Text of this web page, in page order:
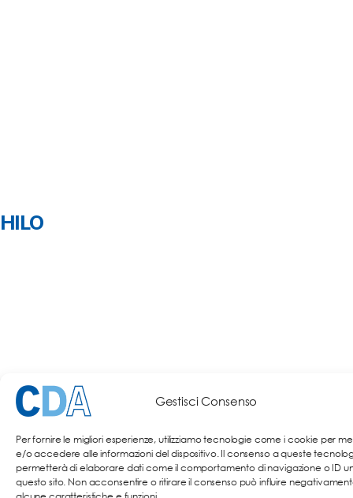
Gestisci Consenso
Per fornire le migliori esperienze, utilizziamo tecnologie come i cookie per
e/o accedere alle informazioni del dispositivo. Il consenso a queste
permetterà di elaborare dati come il comportamento di navigazione o ID
questo sito. Non acconsentire o ritirare il consenso può influire
06018020963 - All rights reserved.
Privacy Policy|Cookie Policy